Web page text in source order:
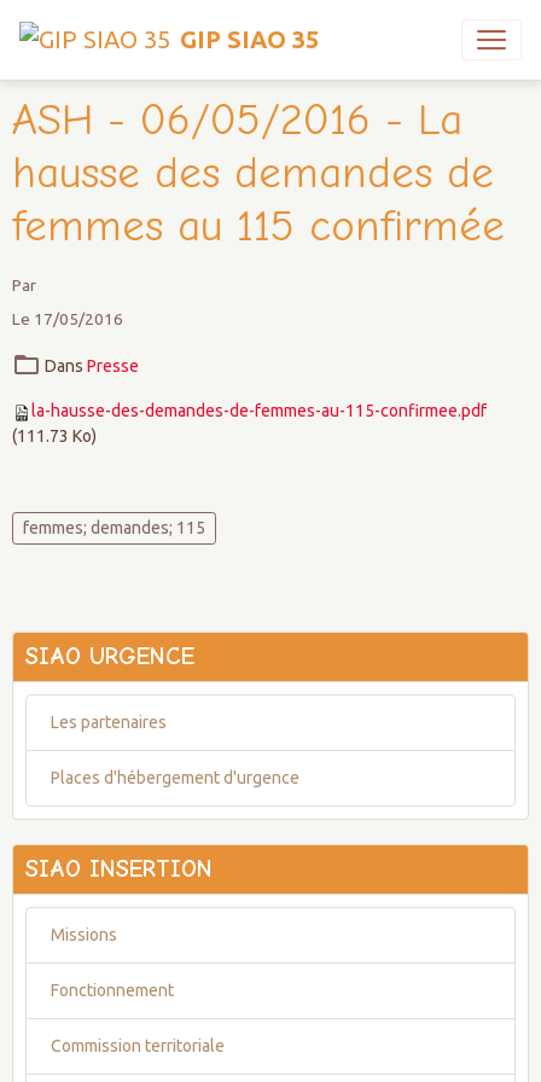
GIP SIAO 35
ASH - 06/05/2016 - La
hausse des demandes de
femmes au 115 confirmée
Par
Le 17/05/2016
Dans Presse
la-hausse-des-demandes-de-femmes-au-115-confirmee.pdf
(111.73 Ko)
femmes; demandes; 115
SIAO URGENCE
Les partenaires
Places d'hébergement d'urgence
SIAO INSERTION
Missions
Fonctionnement
Commission territoriale